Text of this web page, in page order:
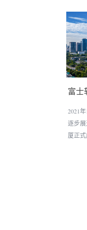
富士
2021
逐步
厦正